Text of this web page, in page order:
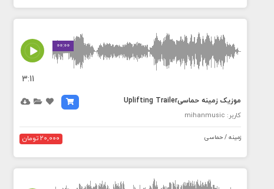
00:00
MEDIA_ELEMENT_ERROR: Empty src attribute
3:11
موزیک زمینه حماسیUplifting Trailer
کاربر: mihanmusic
زمینه / حماسی 20,000 تومان
MEDIA_ELEMENT_ERROR: Empty src attribute